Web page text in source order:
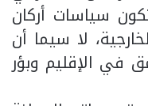
سياسات أركان
لا سيما أن
في الإقليم وبؤر